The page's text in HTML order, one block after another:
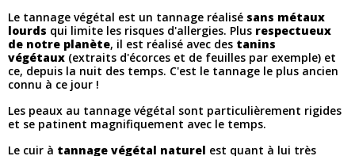
Le tannage végétal est un tannage réalisé sans métaux
lourds qui limite les risques d'allergies. Plus respectueux
de notre planète, il est réalisé avec des tanins
végétaux (extraits d'écorces et de feuilles par exemple) et
ce, depuis la nuit des temps. C'est le tannage le plus ancien
connu à ce jour !
Les peaux au tannage végétal sont particulièrement rigides
et se patinent magnifiquement avec le temps.
Le cuir à tannage végétal naturel est quant à lui très